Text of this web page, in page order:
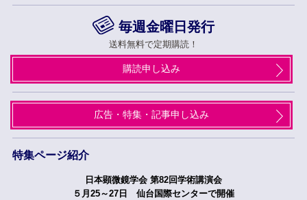
毎週金曜日発行
送料無料で定期購読！
購読申し込み
広告・特集・記事申し込み
特集ページ紹介
日本顕微鏡学会 第82回学術講演会
５月25～27日 仙台国際センターで開催